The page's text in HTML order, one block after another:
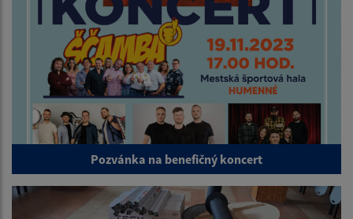
Pozvánka na benefičný koncert